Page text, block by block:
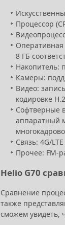
Процессор
Оперативная
8 ГБ
Накопитель:
Камеры:
Видео:
кодировке
Софтверные
аппаратный
Связь: 4G/
Прочее: FM-
Helio G70
Сравнение
также
сможем увидеть,